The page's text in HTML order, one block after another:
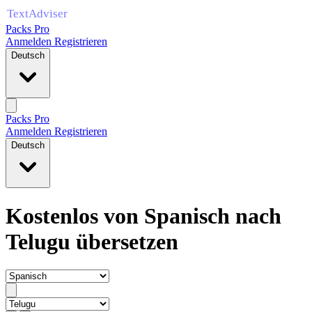
Packs Pro
Anmelden Registrieren
Deutsch
Packs Pro
Anmelden Registrieren
Deutsch
Kostenlos von Spanisch nach
Telugu übersetzen